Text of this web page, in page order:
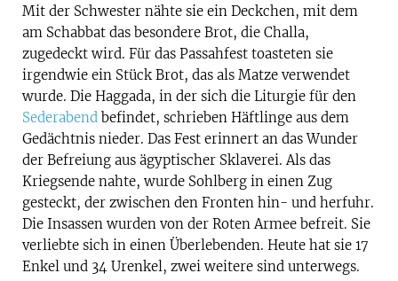
Mit der Schwester nähte sie ein Deckchen, mit dem
am Schabbat das besondere Brot, die Challa,
zugedeckt wird. Für das Passahfest toasteten sie
irgendwie ein Stück Brot, das als Matze verwendet
wurde. Die Haggada, in der sich die Liturgie für den
Sederabend befindet, schrieben Häftlinge aus dem
Gedächtnis nieder. Das Fest erinnert an das Wunder
der Befreiung aus ägyptischer Sklaverei. Als das
Kriegsende nahte, wurde Sohlberg in einen Zug
gesteckt, der zwischen den Fronten hin- und herfuhr.
Die Insassen wurden von der Roten Armee befreit. Sie
verliebte sich in einen Überlebenden. Heute hat sie 17
Enkel und 34 Urenkel, zwei weitere sind unterwegs.